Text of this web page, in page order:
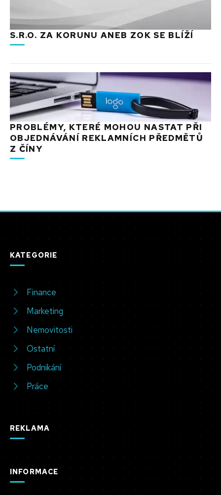
S.R.O. ZA KORUNU ANEB ZOK SE BLÍŽÍ
PROBLÉMY, KTERÉ MOHOU NASTAT PŘI
OBJEDNÁVÁNÍ REKLAMNÍCH PŘEDMĚTŮ
Z ČÍNY
KATEGORIE
Finance
Marketing
Nemovitosti
Ostatní
Podnikání
Práce
REKLAMA
INFORMACE